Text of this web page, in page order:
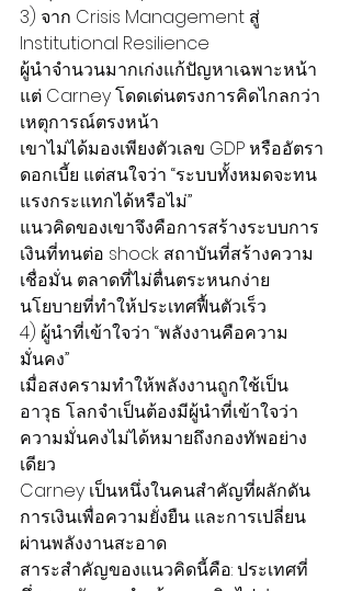
3) จาก Crisis Management สู่
Institutional Resilience
ผู้นำจำนวนมากเก่งแก้ปัญหาเฉพาะหน้า
แต่ Carney โดดเด่นตรงการคิดไกลกว่า
เหตุการณ์ตรงหน้า
เขาไม่ได้มองเพียงตัวเลข GDP หรืออัตรา
ดอกเบี้ย แต่สนใจว่า “ระบบทั้งหมดจะทน
แรงกระแทกได้หรือไม่”
แนวคิดของเขาจึงคือการสร้างระบบการ
เงินที่ทนต่อ shock สถาบันที่สร้างความ
เชื่อมั่น ตลาดที่ไม่ตื่นตระหนกง่าย
นโยบายที่ทำให้ประเทศฟื้นตัวเร็ว
4) ผู้นำที่เข้าใจว่า “พลังงานคือความ
มั่นคง”
เมื่อสงครามทำให้พลังงานถูกใช้เป็น
อาวุธ โลกจำเป็นต้องมีผู้นำที่เข้าใจว่า
ความมั่นคงไม่ได้หมายถึงกองทัพอย่าง
เดียว
Carney เป็นหนึ่งในคนสำคัญที่ผลักดัน
การเงินเพื่อความยั่งยืน และการเปลี่ยน
ผ่านพลังงานสะอาด
สาระสำคัญของแนวคิดนี้คือ: ประเทศที่